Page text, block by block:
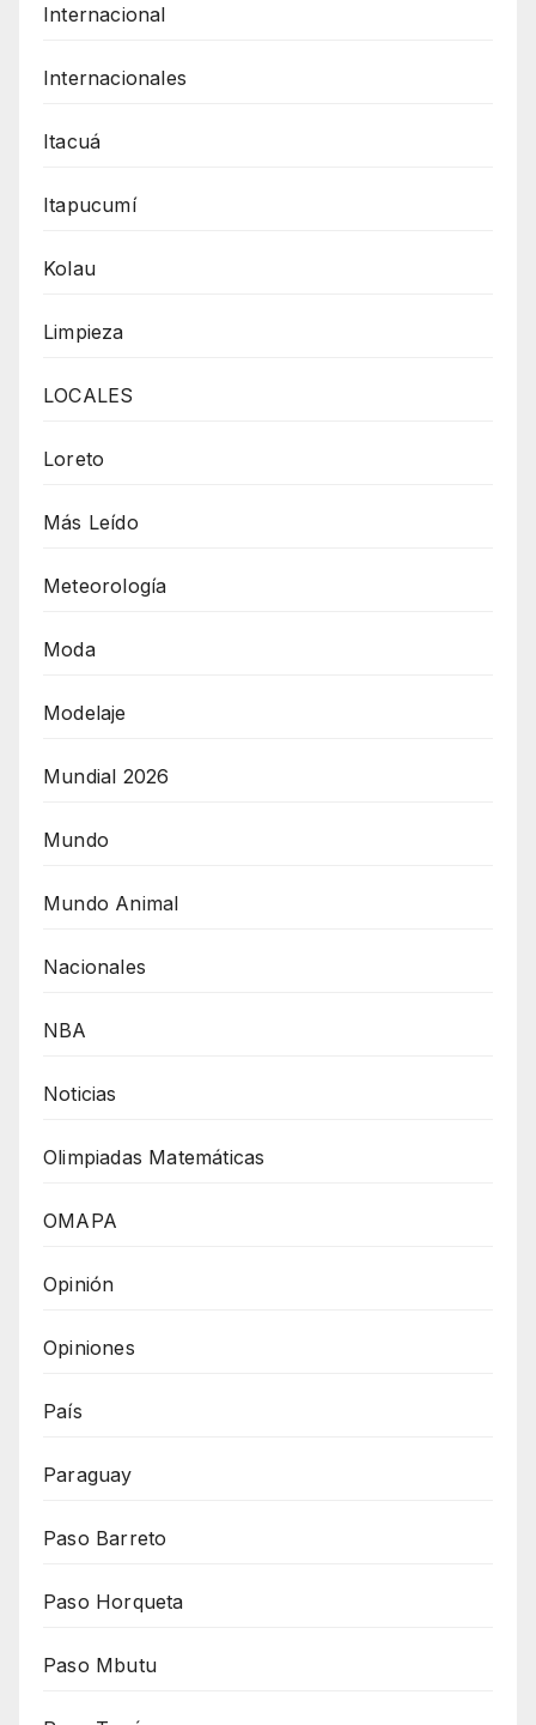
Internacional
Internacionales
Itacuá
Itapucumí
Kolau
Limpieza
LOCALES
Loreto
Más Leído
Meteorología
Moda
Modelaje
Mundial 2026
Mundo
Mundo Animal
Nacionales
NBA
Noticias
Olimpiadas Matemáticas
OMAPA
Opinión
Opiniones
País
Paraguay
Paso Barreto
Paso Horqueta
Paso Mbutu